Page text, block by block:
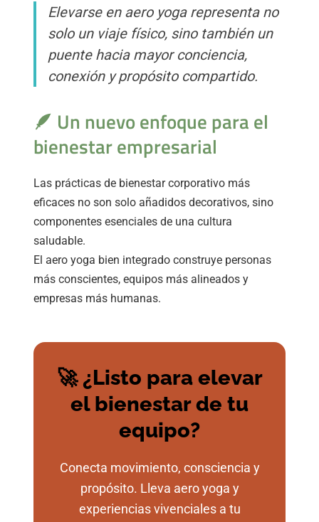
Elevarse en aero yoga representa no
solo un viaje físico, sino también un
puente hacia mayor conciencia,
conexión y propósito compartido.
🪶 Un nuevo enfoque para el
bienestar empresarial
Las prácticas de bienestar corporativo más
eficaces no son solo añadidos decorativos, sino
componentes esenciales de una cultura
saludable.
El aero yoga bien integrado construye personas
más conscientes, equipos más alineados y
empresas más humanas.
🚀 ¿Listo para elevar
el bienestar de tu
equipo?
Conecta movimiento, consciencia y
propósito. Lleva aero yoga y
experiencias vivenciales a tu